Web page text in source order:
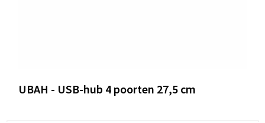
UBAH - USB-hub 4 poorten 27,5 cm